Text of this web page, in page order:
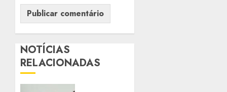
NOTÍCIAS
RELACIONADAS